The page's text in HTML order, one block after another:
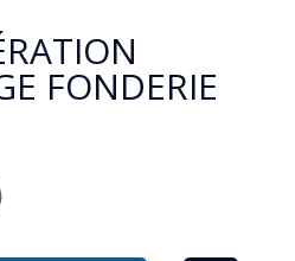
FONDERIE